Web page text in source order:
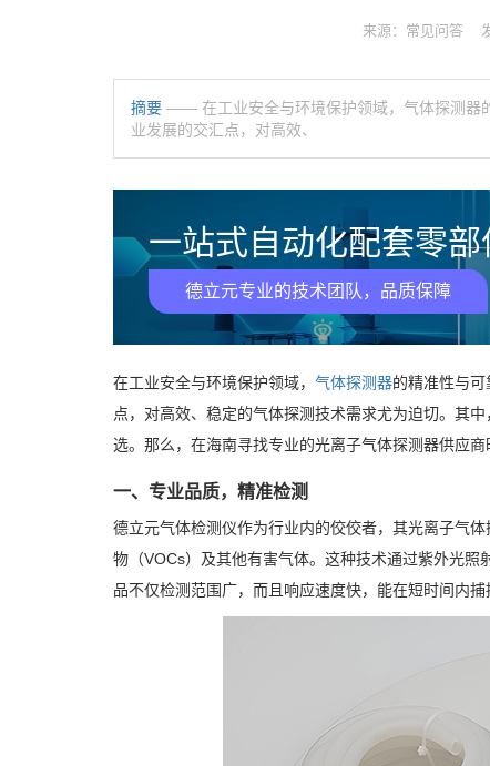
来源：常见问答
摘要 —— 在工业安全与环境保护领域，气体探测器
业发展的交汇点，对高效、
一站式自动化配套零
德立元专业的技术团队，品质保障
在工业安全与环境保护领域， 气体探测器的精准性与
点，对高效、稳定的气体探测技术需求尤为迫切。其
选。那么，在海南寻找专业的光离子气体探测器供应
一、专业品质，精准检测
德立元气体检测仪作为行业内的佼佼者，其光离子气
物（VOCs）及其他有害气体。这种技术通过紫外光
品不仅检测范围广，而且响应速度快，能在短时间内